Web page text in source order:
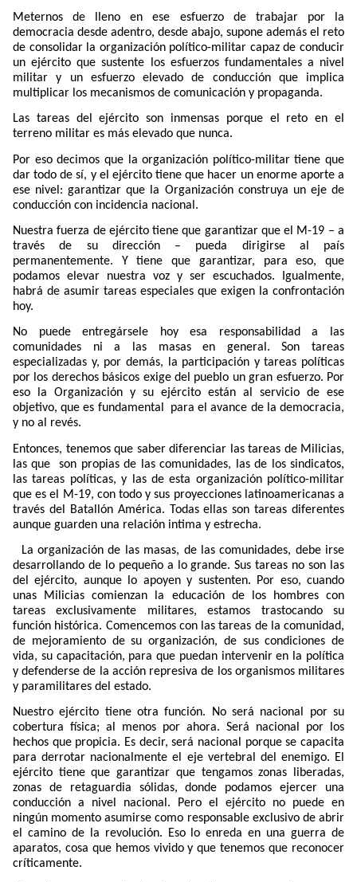
Meternos de lleno en ese esfuerzo de trabajar por la
democracia desde adentro, desde abajo, supone además el reto
de consolidar la organización político-militar capaz de conducir
un ejército que sustente los esfuerzos fundamentales a nivel
militar y un esfuerzo elevado de conducción que implica
multiplicar los mecanismos de comunicación y propaganda.
Las tareas del ejército son inmensas porque el reto en el
terreno militar es más elevado que nunca.
Por eso decimos que la organización político-militar tiene que
dar todo de sí, y el ejército tiene que hacer un enorme aporte a
ese nivel: garantizar que la Organización construya un eje de
conducción con incidencia nacional.
Nuestra fuerza de ejército tiene que garantizar que el M-19 – a
través de su dirección – pueda dirigirse al país
permanentemente. Y tiene que garantizar, para eso, que
podamos elevar nuestra voz y ser escuchados. Igualmente,
habrá de asumir tareas especiales que exigen la confrontación
hoy.
No puede entregársele hoy esa responsabilidad a las
comunidades ni a las masas en general. Son tareas
especializadas y, por demás, la participación y tareas políticas
por los derechos básicos exige del pueblo un gran esfuerzo. Por
eso la Organización y su ejército están al servicio de ese
objetivo, que es fundamental
para el avance de la democracia,
y no al revés.
Entonces, tenemos que saber diferenciar las tareas de Milicias,
las que
son propias de las comunidades, las de los sindicatos,
las tareas políticas, y las de esta organización político-militar
que es el M-19, con todo y sus proyecciones latinoamericanas a
través del Batallón América. Todas ellas son tareas diferentes
aunque guarden una relación intima y estrecha.
La organización de las masas, de las comunidades, debe irse
desarrollando de lo pequeño a lo grande. Sus tareas no son las
del ejército, aunque lo apoyen y sustenten. Por eso, cuando
unas Milicias comienzan la educación de los hombres con
tareas exclusivamente militares, estamos trastocando su
función histórica. Comencemos con las tareas de la comunidad,
de mejoramiento de su organización, de sus condiciones de
vida, su capacitación, para que puedan intervenir en la política
y defenderse de la acción represiva de los organismos militares
y paramilitares del estado.
Nuestro ejército tiene otra función. No será nacional por su
cobertura física; al menos por ahora. Será nacional por los
hechos que propicia. Es decir, será nacional porque se capacita
para derrotar nacionalmente el eje vertebral del enemigo. El
ejército tiene que garantizar que tengamos zonas liberadas,
zonas de retaguardia sólidas, donde podamos ejercer una
conducción a nivel nacional. Pero el ejército no puede en
ningún momento asumirse como responsable exclusivo de abrir
el camino de la revolución. Eso lo enreda en una guerra de
aparatos, cosa que hemos vivido y que tenemos que reconocer
críticamente.